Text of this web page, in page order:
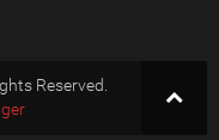
Reserved.